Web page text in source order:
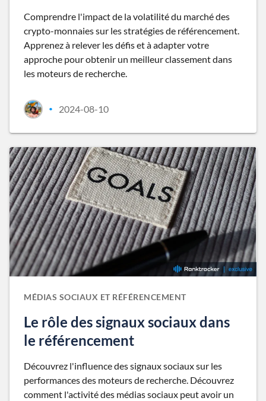
Comprendre l'impact de la volatilité du marché des
crypto-monnaies sur les stratégies de référencement.
Apprenez à relever les défis et à adapter votre
approche pour obtenir un meilleur classement dans
les moteurs de recherche.
• 2024-08-10
MÉDIAS SOCIAUX ET RÉFÉRENCEMENT
Le rôle des signaux sociaux dans
le référencement
Découvrez l'influence des signaux sociaux sur les
performances des moteurs de recherche. Découvrez
comment l'activité des médias sociaux peut avoir un